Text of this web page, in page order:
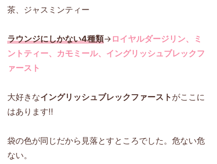
茶、ジャスミンティー
ラウンジにしかない4種類→ ロイヤルダージリン、ミ
ントティー、カモミール、イングリッシュブレックフ
ァースト
大好きなイングリッシュブレックファースト がここに
はあります!!
袋の色が同じだから見落とすところでした。危ない危
ない。